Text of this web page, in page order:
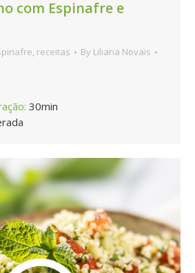
com Espinafre e
, receitas By Liliana Novais
30min